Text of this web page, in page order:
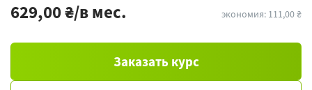
629,00 ₴/в мес. экономия: 111,00 ₴
Заказать курс